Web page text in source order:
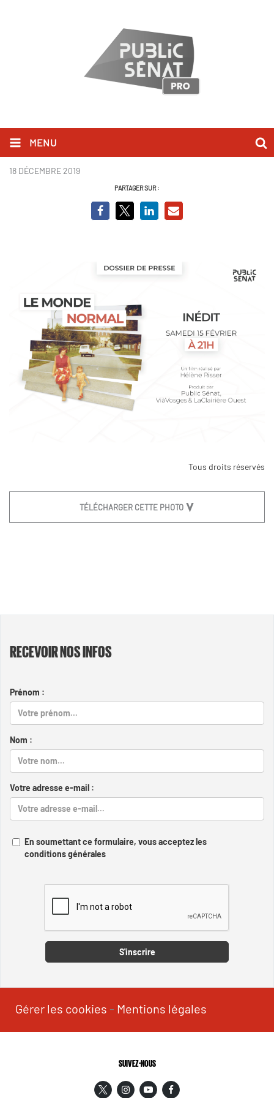
MENU
Couv.PNG
18 DÉCEMBRE 2019
PARTAGER SUR :
Tous droits réservés
TÉLÉCHARGER CETTE PHOTO
RECEVOIR NOS INFOS
Prénom :
Nom :
Votre adresse e-mail :
En soumettant ce formulaire, vous acceptez les
conditions générales
S'inscrire
Gérer les cookies - Mentions légales
SUIVEZ-NOUS